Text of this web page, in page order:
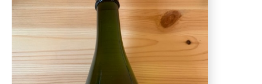
D'AUTOMNE ET
PLANTS
DE
PRINTEMPS
ET
PINTADES